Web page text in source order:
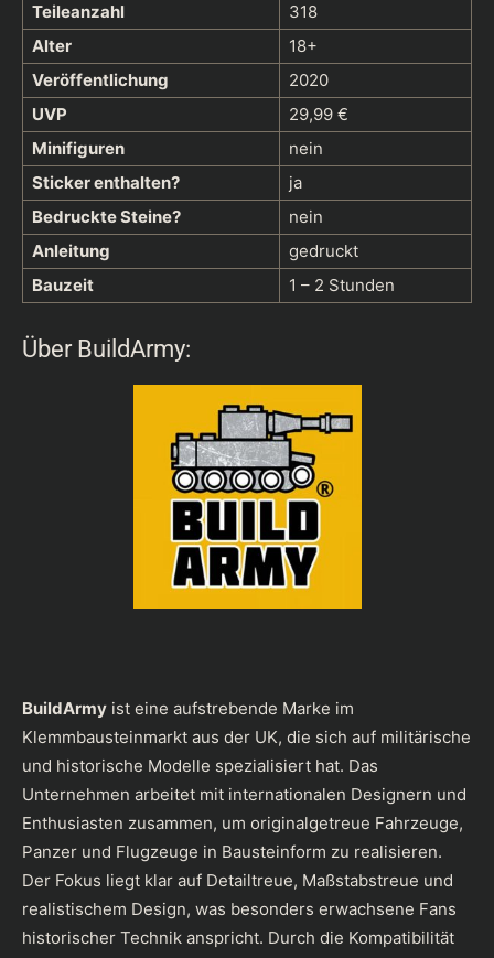
Teileanzahl
318
Alter
18+
Veröffentlichung
2020
UVP
29,99 €
Minifiguren
nein
Sticker enthalten?
ja
Bedruckte Steine?
nein
Anleitung
gedruckt
Bauzeit
1 – 2 Stunden
Über BuildArmy:
BuildArmy ist eine aufstrebende Marke im
Klemmbausteinmarkt aus der UK, die sich auf militärische
und historische Modelle spezialisiert hat. Das
Unternehmen arbeitet mit internationalen Designern und
Enthusiasten zusammen, um originalgetreue Fahrzeuge,
Panzer und Flugzeuge in Bausteinform zu realisieren.
Der Fokus liegt klar auf Detailtreue, Maßstabstreue und
realistischem Design, was besonders erwachsene Fans
historischer Technik anspricht. Durch die Kompatibilität